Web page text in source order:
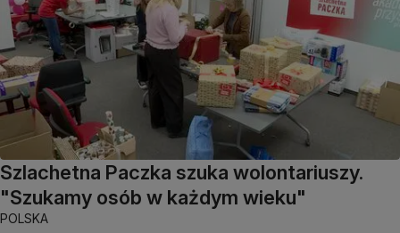
Szlachetna Paczka szuka wolontariuszy.
"Szukamy osób w każdym wieku"
POLSKA